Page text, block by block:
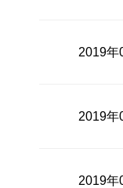
2019年
2019年
2019年